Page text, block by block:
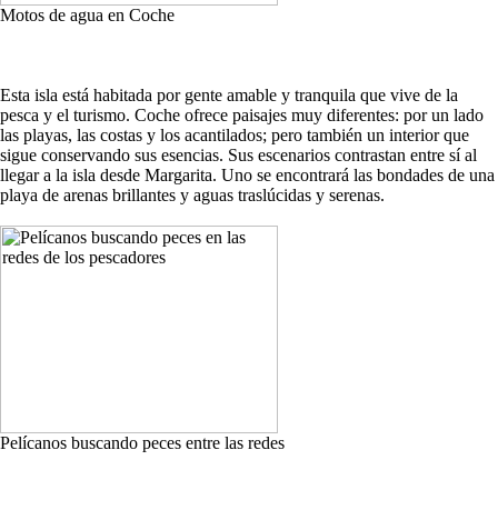
Motos de agua en Coche
Esta isla está habitada por gente amable y tranquila que vive de la
pesca y el turismo. Coche ofrece paisajes muy diferentes: por un lado
las playas, las costas y los acantilados; pero también un interior que
sigue conservando sus esencias. Sus escenarios contrastan entre sí al
llegar a la isla desde Margarita. Uno se encontrará las bondades de una
playa de arenas brillantes y aguas traslúcidas y serenas.
Pelícanos buscando peces entre las redes